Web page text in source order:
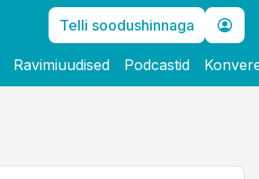
Telli soodushinnaga
Ravimiuudised Podcastid